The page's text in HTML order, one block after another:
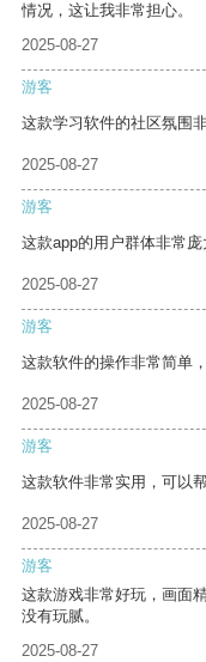
情况，这让我非常担心。
2025-08-27
游客
这款学习软件的社区氛围
2025-08-27
游客
这款app的用户群体非常
2025-08-27
游客
这款软件的操作非常简单
2025-08-27
游客
这款软件非常实用，可以
2025-08-27
游客
这款游戏非常好玩，画面
没有玩腻。
2025-08-27